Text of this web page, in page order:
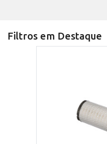
Filtros em Destaque